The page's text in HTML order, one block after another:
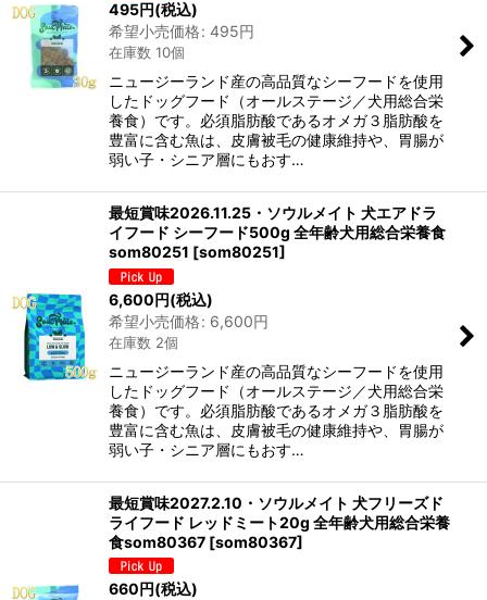
495円(税込)
希望小売価格: 495円
在庫数 10個
ニュージーランド産の高品質なシーフードを使用
したドッグフード（オールステージ／犬用総合栄
養食）です。必須脂肪酸であるオメガ３脂肪酸を
豊富に含む魚は、皮膚被毛の健康維持や、胃腸が
弱い子・シニア層にもおす…
最短賞味2026.11.25・ソウルメイト 犬エアドラ
イフード シーフード500g 全年齢犬用総合栄養食
som80251 [som80251]
6,600円(税込)
希望小売価格: 6,600円
在庫数 2個
ニュージーランド産の高品質なシーフードを使用
したドッグフード（オールステージ／犬用総合栄
養食）です。必須脂肪酸であるオメガ３脂肪酸を
豊富に含む魚は、皮膚被毛の健康維持や、胃腸が
弱い子・シニア層にもおす…
最短賞味2027.2.10・ソウルメイト 犬フリーズド
ライフード レッドミート20g 全年齢犬用総合栄養
食som80367 [som80367]
660 円(税込)